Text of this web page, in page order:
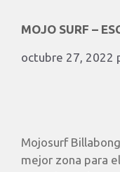
MOJO SURF –
octubre 27, 2022
Mojosurf
mejor zona para